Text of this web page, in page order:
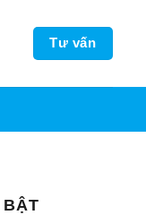
Tư vấn
BẬT